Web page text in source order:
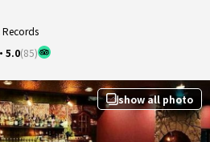
・ 5.0(85)
show all photo